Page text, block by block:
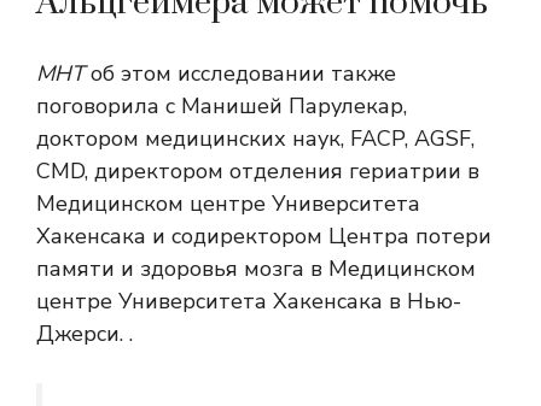
МНТоб этом исследовании также
поговорила с Манишей Парулекар,
доктором медицинских наук, FACP, AGSF,
CMD, директором отделения гериатрии в
Медицинском центре Университета
Хакенсака и содиректором Центра потери
памяти и здоровья мозга в Медицинском
центре Университета Хакенсака в Нью-
Джерси. .